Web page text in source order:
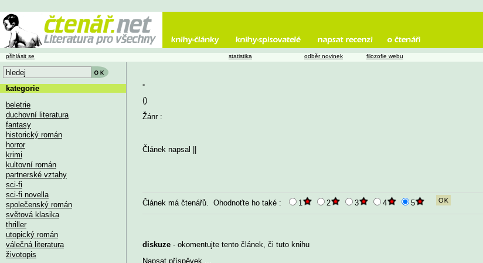
-
()
Žánr :
Článek napsal
Článek máčtenářů. Ohodnoťte ho také : 1 2 3 4 5
diskuze - okomentujte tento článek, či tuto knihu
Napsat příspěvek
přihlásit se statistika odběr novinek filozofie webu
kategorie
beletrie
duchovní literatura
fantasy
historický román
horror
krimi
kultovní román
partnerské vztahy
sci-fi
sci-fi novella
společenský román
světová klasika
thriller
utopický román
válečná literatura
životopis